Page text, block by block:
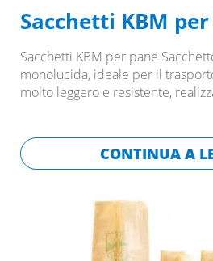
Sacchetti KBM
Sacchetti KBM per pane
monolucida, ideale per il
molto leggero e resistente,
CONTINUA A